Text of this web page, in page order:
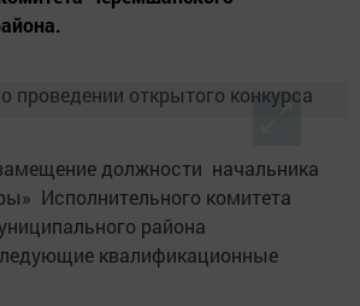
должности начальника
Исполнительного комитета
района
квалификационные